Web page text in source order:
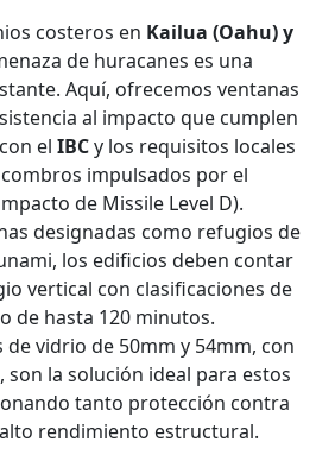
costeros en Kailua (Oahu) y
de huracanes es una
Aquí, ofrecemos ventanas
al impacto que cumplen
el IBCy los requisitos locales
impulsados por el
de Missile Level D).
designadas como refugios de
los edificios deben contar
vertical con clasificaciones de
de hasta 120 minutos.
vidrio de 50mm y 54mm, con
, son la solución ideal para estos
tanto protección contra
rendimiento estructural.